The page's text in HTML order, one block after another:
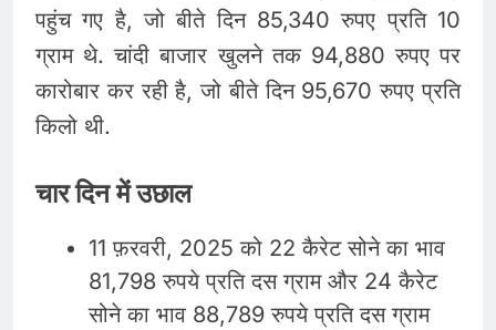
पहुंच गए है, जो बीते दिन 85,340 रुपए प्रति 10
ग्राम थे. चांदी बाजार खुलने तक 94,880 रुपए पर
कारोबार कर रही है, जो बीते दिन 95,670 रुपए प्रति
किलो थी.
चार दिन में उछाल
11 फ़रवरी, 2025 को 22 कैरेट सोने का भाव
81,798 रुपये प्रति दस ग्राम और 24 कैरेट
सोने का भाव 88,789 रुपये प्रति दस ग्राम